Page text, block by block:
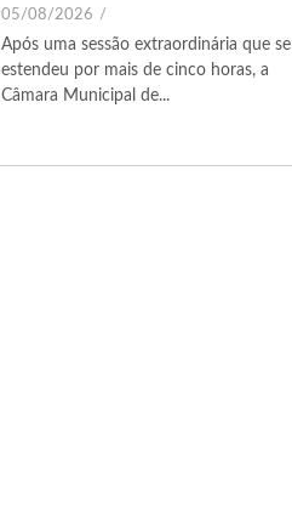
05/08/2026 /
Após uma sessão extraordinária que se
estendeu por mais de cinco horas, a
Câmara Municipal de...